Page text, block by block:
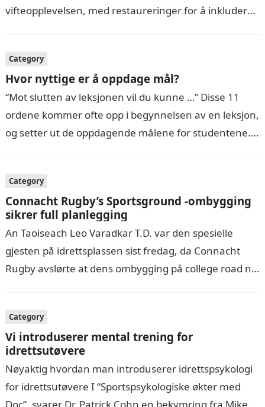
vifteopplevelsen, med restaureringer for å inkludere
Category
Hvor nyttige er å oppdage mål?
“Mot slutten av leksjonen vil du kunne …” Disse 11
ordene kommer ofte opp i begynnelsen av en leksjon,
og setter ut de oppdagende målene for studentene.
Category
Connacht Rugby’s Sportsground -ombygging
sikrer full planlegging
An Taoiseach Leo Varadkar T.D. var den spesielle
gjesten på idrettsplassen sist fredag, da Connacht
Rugby avslørte at dens ombygging på college road nå
Category
Vi introduserer mental trening for
idrettsutøvere
Nøyaktig hvordan man introduserer idrettspsykologi
for idrettsutøvere I “Sportspsykologiske økter med